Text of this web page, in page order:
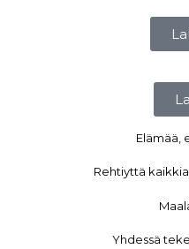
Elämää,
Rehtiyttä
Yhdessä